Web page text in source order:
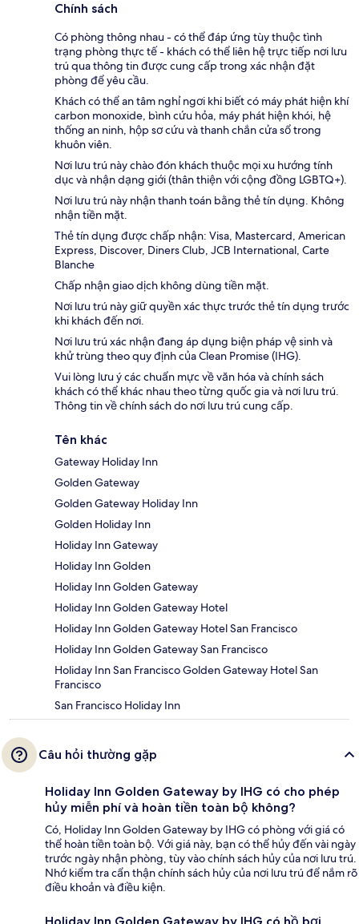
Chính sách
Có phòng thông nhau - có thể đáp ứng tùy thuộc tình
trạng phòng thực tế - khách có thể liên hệ trực tiếp nơi lưu
trú qua thông tin được cung cấp trong xác nhận đặt
phòng để yêu cầu.
Khách có thể an tâm nghỉ ngơi khi biết có máy phát hiện khí
carbon monoxide, bình cứu hỏa, máy phát hiện khói, hệ
thống an ninh, hộp sơ cứu và thanh chắn cửa sổ trong
khuôn viên.
Nơi lưu trú này chào đón khách thuộc mọi xu hướng tính
dục và nhận dạng giới (thân thiện với cộng đồng LGBTQ+).
Nơi lưu trú này nhận thanh toán bằng thẻ tín dụng. Không
nhận tiền mặt.
Thẻ tín dụng được chấp nhận: Visa, Mastercard, American
Express, Discover, Diners Club, JCB International, Carte
Blanche
Chấp nhận giao dịch không dùng tiền mặt.
Nơi lưu trú này giữ quyền xác thực trước thẻ tín dụng trước
khi khách đến nơi.
Nơi lưu trú xác nhận đang áp dụng biện pháp vệ sinh và
khử trùng theo quy định của Clean Promise (IHG).
Vui lòng lưu ý các chuẩn mực về văn hóa và chính sách
khách có thể khác nhau theo từng quốc gia và nơi lưu trú.
Thông tin về chính sách do nơi lưu trú cung cấp.
Tên khác
Gateway Holiday Inn
Golden Gateway
Golden Gateway Holiday Inn
Golden Holiday Inn
Holiday Inn Gateway
Holiday Inn Golden
Holiday Inn Golden Gateway
Holiday Inn Golden Gateway Hotel
Holiday Inn Golden Gateway Hotel San Francisco
Holiday Inn Golden Gateway San Francisco
Holiday Inn San Francisco Golden Gateway Hotel San
Francisco
San Francisco Holiday Inn
Câu hỏi thường gặp
Holiday Inn Golden Gateway by IHG có cho phép
hủy miễn phí và hoàn tiền toàn bộ không?
Có, Holiday Inn Golden Gateway by IHG có phòng với giá có
thể hoàn tiền toàn bộ. Với giá này, bạn có thể hủy đến vài ngày
trước ngày nhận phòng, tùy vào chính sách hủy của nơi lưu trú.
Nhớ kiểm tra cẩn thận chính sách hủy của nơi lưu trú để nắm rõ
điều khoản và điều kiện.